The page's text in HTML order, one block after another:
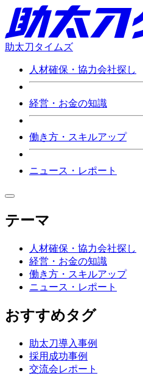
助太刀タイムズ
人材確保・協力会社探し
経営・お金の知識
働き方・スキルアップ
ニュース・レポート
テーマ
人材確保・協力会社探し
経営・お金の知識
働き方・スキルアップ
ニュース・レポート
おすすめタグ
助太刀導入事例
採用成功事例
交流会レポート